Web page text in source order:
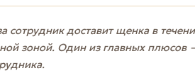
сотрудник доставит щенка в
зоной. Один из главных плюсов